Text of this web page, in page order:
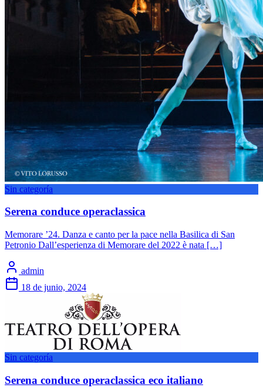
Sin categoría
Serena conduce operaclassica
Memorare ’24. Danza e canto per la pace nella Basilica di San
Petronio Dall’esperienza di Memorare del 2022 è nata […]
admin
18 de junio, 2024
Sin categoría
Serena conduce operaclassica eco italiano